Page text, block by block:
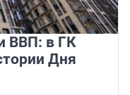
ВВП: в ГК
Дня